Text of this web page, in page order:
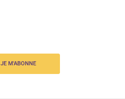
JE M'ABONNE